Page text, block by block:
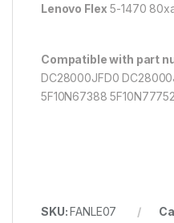
Lenovo Flex 5-1470
Compatible with part
DC28000JFD0
5F10N67388 5F10N77752
SKU:FANLE07